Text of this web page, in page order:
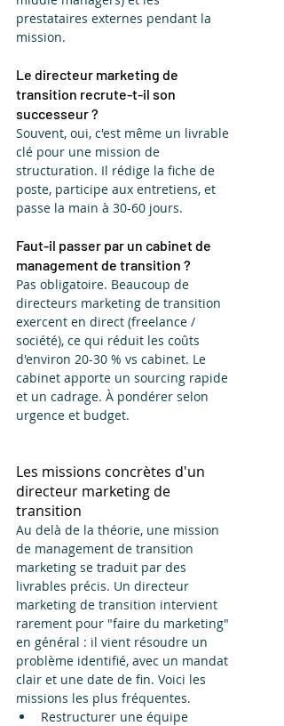
prestataires externes pendant la
mission.
Le directeur marketing de
transition recrute-t-il son
successeur ?
Souvent, oui, c'est même un livrable
clé pour une mission de
structuration. Il rédige la fiche de
poste, participe aux entretiens, et
passe la main à 30-60 jours.
Faut-il passer par un cabinet de
management de transition ?
Pas obligatoire. Beaucoup de
directeurs marketing de transition
exercent en direct (freelance /
société), ce qui réduit les coûts
d'environ 20-30 % vs cabinet. Le
cabinet apporte un sourcing rapide
et un cadrage. À pondérer selon
urgence et budget.
Les missions concrètes d'un
directeur marketing de
transition
Au delà de la théorie, une mission
de management de transition
marketing se traduit par des
livrables précis. Un directeur
marketing de transition intervient
rarement pour "faire du marketing"
en général : il vient résoudre un
problème identifié, avec un mandat
clair et une date de fin. Voici les
missions les plus fréquentes.
Restructurer une équipe